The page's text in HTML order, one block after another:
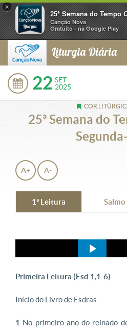
×
25ª Semana do Tempo
Canção Nova
Gratuito - na Google Play
Liturgia Diária
22 SET
2025
COR
25ª Semana do
A+ A-
1ª Leitura Salmo
Primeira Leitura (Esd 1,1-6)
Início do Livro de Esdras.
1 No primeiro ano do reinado